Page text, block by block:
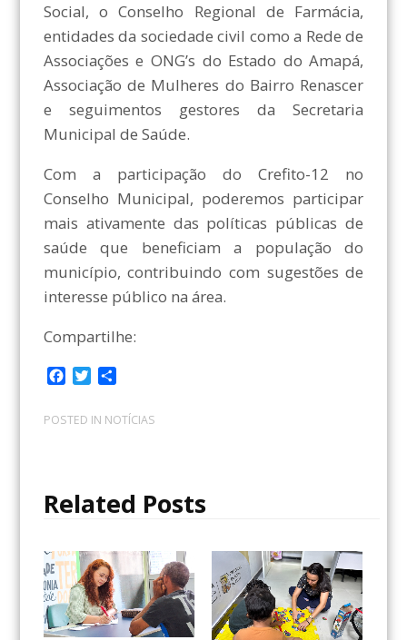
Social, o Conselho Regional de Farmácia,
entidades da sociedade civil como a Rede de
Associações e ONG’s do Estado do Amapá,
Associação de Mulheres do Bairro Renascer
e seguimentos gestores da Secretaria
Municipal de Saúde.
Com a participação do Crefito-12 no
Conselho Municipal, poderemos participar
mais ativamente das políticas públicas de
saúde que beneficiam a população do
município, contribuindo com sugestões de
interesse público na área.
Compartilhe:
F
c
e
k
T
i
t
C
m
p
i
a
r
POSTED IN NOTÍCIAS
Related Posts